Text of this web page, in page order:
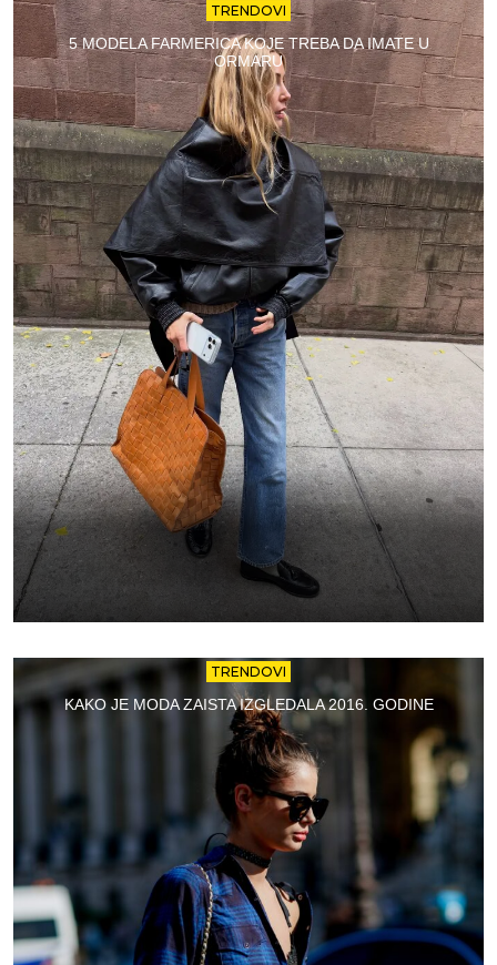
TRENDOVI
5 MODELA FARMERICA KOJE TREBA DA IMATE U
ORMARU
TRENDOVI
KAKO JE MODA ZAISTA IZGLEDALA 2016. GODINE